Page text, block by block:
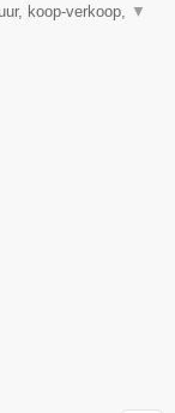
koop-verkoop, ▼